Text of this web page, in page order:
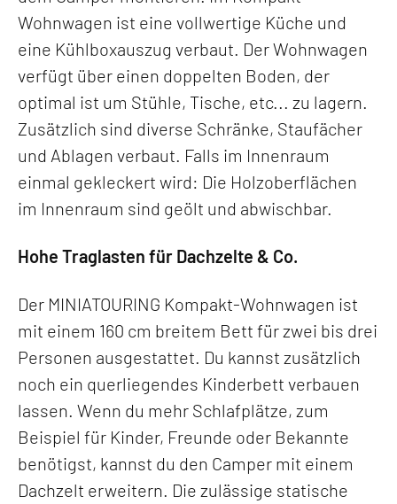
Wohnwagen ist eine vollwertige Küche und
eine Kühlboxauszug verbaut. Der Wohnwagen
verfügt über einen doppelten Boden, der
optimal ist um Stühle, Tische, etc... zu lagern.
Zusätzlich sind diverse Schränke, Staufächer
und Ablagen verbaut. Falls im Innenraum
einmal gekleckert wird: Die Holzoberflächen
im Innenraum sind geölt und abwischbar.
Hohe Traglasten für Dachzelte & Co.
Der MINIATOURING Kompakt-Wohnwagen ist
mit einem 160 cm breitem Bett für zwei bis drei
Personen ausgestattet. Du kannst zusätzlich
noch ein querliegendes Kinderbett verbauen
lassen. Wenn du mehr Schlafplätze, zum
Beispiel für Kinder, Freunde oder Bekannte
benötigst, kannst du den Camper mit einem
Dachzelt erweitern. Die zulässige statische